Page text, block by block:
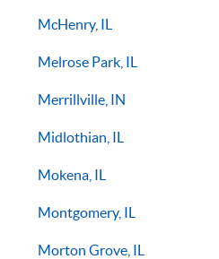
McHenry, IL
Melrose Park, IL
Merrillville, IN
Midlothian, IL
Mokena, IL
Montgomery, IL
Morton Grove, IL